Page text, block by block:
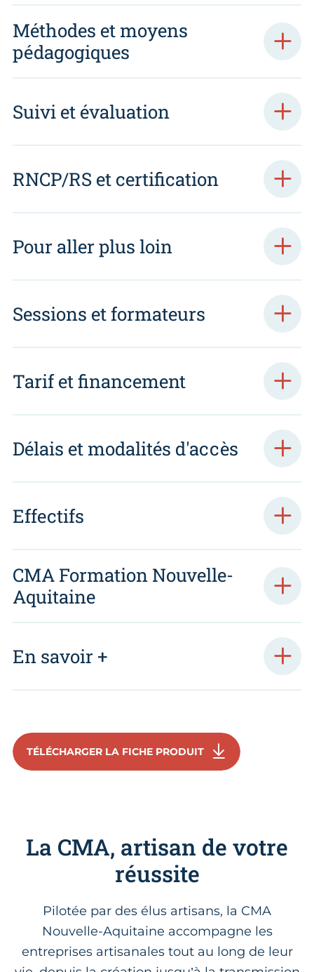
Méthodes et moyens
pédagogiques
Suivi et évaluation
RNCP/RS et certification
Pour aller plus loin
Sessions et formateurs
Tarif et financement
Délais et modalités d'accès
Effectifs
CMA Formation Nouvelle-
Aquitaine
En savoir +
TÉLÉCHARGER LA FICHE PRODUIT
La CMA, artisan de votre
réussite
Pilotée par des élus artisans, la CMA
Nouvelle-Aquitaine accompagne les
entreprises artisanales tout au long de leur